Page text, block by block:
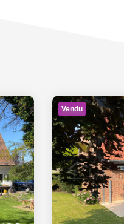
Vendu